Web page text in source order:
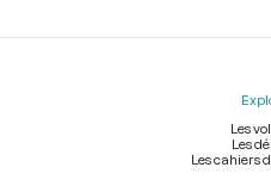
Les
Les
Les cahiers